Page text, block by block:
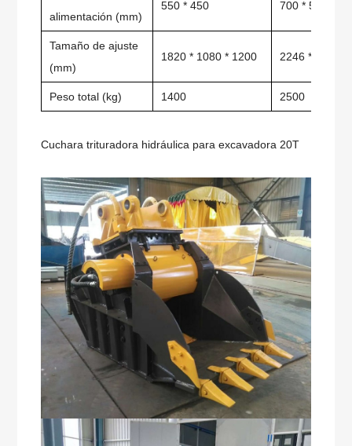
alimentación (mm)
550 * 450 700 * 500
Tamaño de ajuste
(mm)
1820 * 1080 * 1200 2246 * 1380 *
Peso total (kg) 1400 2500
Cuchara trituradora hidráulica para excavadora 20T